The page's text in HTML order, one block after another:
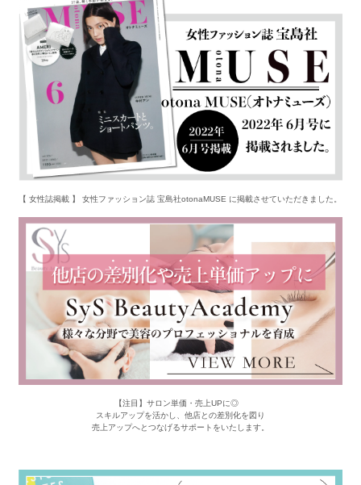
【 女性誌掲載 】 女性ファッション誌 宝島社otonaMUSE に掲載させていただきました。
【注目】サロン単価・売上UPに◎
スキルアップを活かし、他店との差別化を図り
売上アップへとつなげるサポートをいたします。